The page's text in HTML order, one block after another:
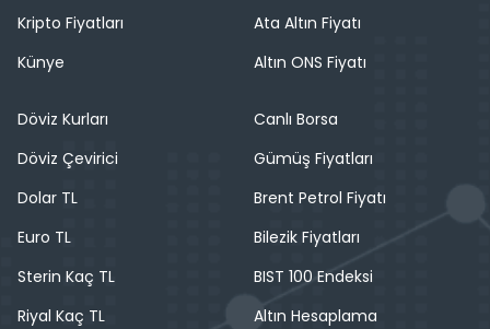
Kripto Fiyatları
Künye
Ata Altın Fiyatı
Altın ONS Fiyatı
Döviz Kurları
Döviz Çevirici
Dolar TL
Euro TL
Sterin Kaç TL
Riyal Kaç TL
Canlı Borsa
Gümüş Fiyatları
Brent Petrol Fiyatı
Bilezik Fiyatları
BIST 100 Endeksi
Altın Hesaplama